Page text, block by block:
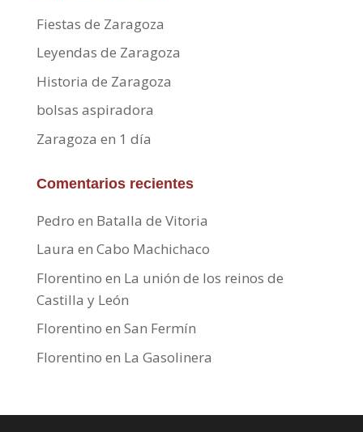
Fiestas de Zaragoza
Leyendas de Zaragoza
Historia de Zaragoza
bolsas aspiradora
Zaragoza en 1 día
Comentarios recientes
Pedro en Batalla de Vitoria
Laura en Cabo Machichaco
Florentino en La unión de los reinos de
Castilla y León
Florentino en San Fermín
Florentino en La Gasolinera